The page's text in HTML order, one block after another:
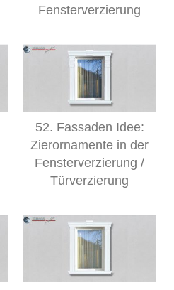
Fensterverzierung
52. Fassaden Idee:
Zierornamente in der
Fensterverzierung /
Türverzierung